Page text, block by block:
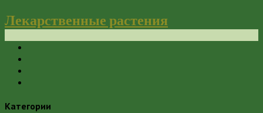
Лекарственные растения
Категории